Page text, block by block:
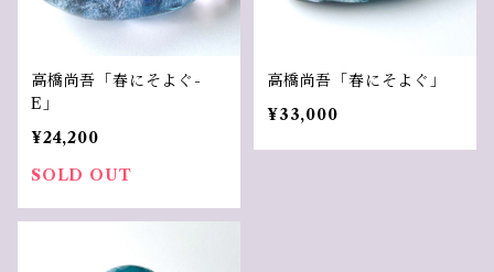
高橋尚吾「春にそよぐ-
E」
¥24,200
SOLD OUT
高橋尚吾「春にそよぐ」
¥33,000